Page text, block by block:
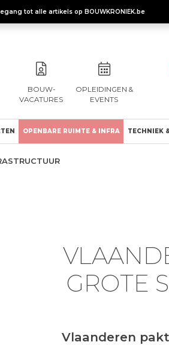
tot alle artikels op BOUWKRONIEK.be
BOUW-
VACATURES
OPLEIDINGEN &
EVENTS
OPENBARE RUIMTE & INFRA TECHNIEK
GROTE
Vlaanderen